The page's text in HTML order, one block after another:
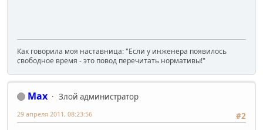
Как говорила моя наставница: "Если у инженера появилось
свободное время - это повод перечитать нормативы!"
Max
Злой администратор
#2
29 апреля 2011, 08:23:56